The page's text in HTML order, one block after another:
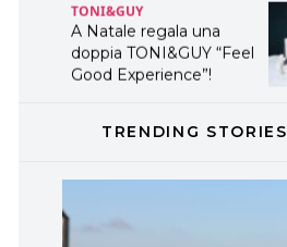
TONI&GUY
A Natale regala una
doppia TONI&GUY “Feel
Good Experience”!
LABEL.M lancia la sua
DAVINES
TRENDING STORIES